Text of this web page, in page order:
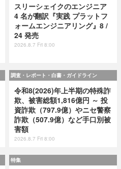
スリーシェイクのエンジニア
4 名が翻訳『実践 プラットフ
ォームエンジニアリング』8 /
24 発売
2026.8.7 Fri 8:00
調査・レポート・白書・ガイドライン
令和8(2026)年上半期の特殊詐
欺、被害総額1,816億円 ～ 投
資詐欺（797.9億）やニセ警察
詐欺（507.9億）など手口別被
害額
2026.8.7 Fri 8:00
特集